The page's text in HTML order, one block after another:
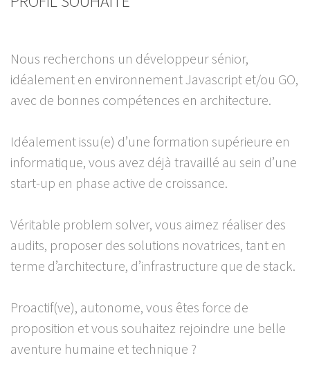
Nous recherchons un développeur sénior,
idéalement en environnement Javascript et/ou GO,
avec de bonnes compétences en architecture.
Idéalement issu(e) d’une formation supérieure en
informatique, vous avez déjà travaillé au sein d’une
start-up en phase active de croissance.
Véritable problem solver, vous aimez réaliser des
audits, proposer des solutions novatrices, tant en
terme d’architecture, d’infrastructure que de stack.
Proactif(ve), autonome, vous êtes force de
proposition et vous souhaitez rejoindre une belle
aventure humaine et technique ?